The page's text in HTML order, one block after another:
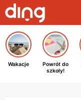
Wakacje
Powrót do
szkoły!